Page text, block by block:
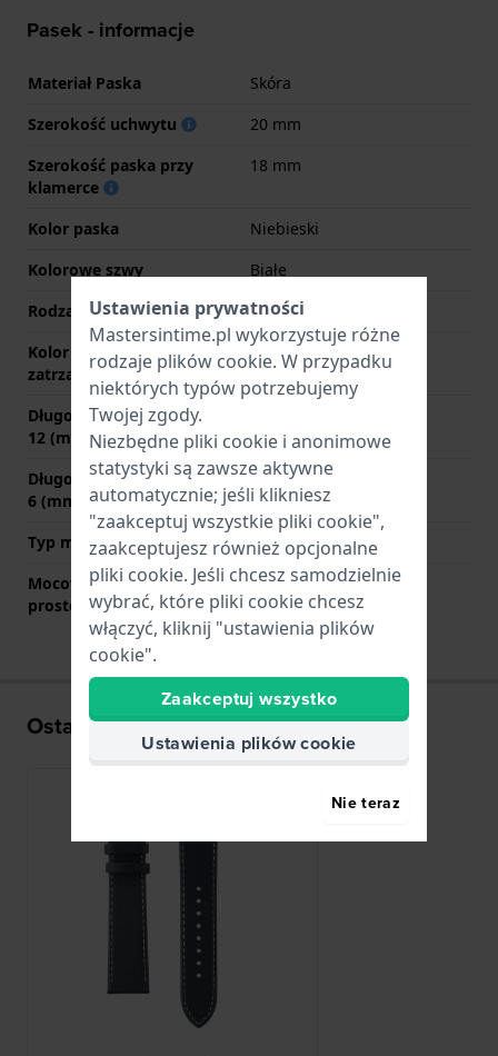
Pasek - informacje
Materiał Paska
Skóra
Szerokość uchwytu
20 mm
Szerokość paska przy
klamerce
18 mm
Kolor paska
Niebieski
Kolorowe szwy
Białe
Rodzaj zapięcia
Sprzączka
Kolor zapięcia
zatrzaskowego
Czarny
Długość paska na godzinie
12 (mm)
Długość paska na godzinie
6 (mm)
120 mm
Typ mocowania
Kołki sprężyste
Mocowanie za pomocą
prostego bolca
Tak
Ostatnio oglądane
Ustawienia prywatności
Mastersintime.pl wykorzystuje różne
rodzaje plików cookie. W przypadku
niektórych typów potrzebujemy
Twojej zgody.
Niezbędne pliki cookie i anonimowe
statystyki są zawsze aktywne
automatycznie; jeśli klikniesz
"zaakceptuj wszystkie pliki cookie",
zaakceptujesz również opcjonalne
pliki cookie. Jeśli chcesz samodzielnie
wybrać, które pliki cookie chcesz
włączyć, kliknij "ustawienia plików
cookie".
Zaakceptuj wszystko
Ustawienia plików cookie
Nie teraz